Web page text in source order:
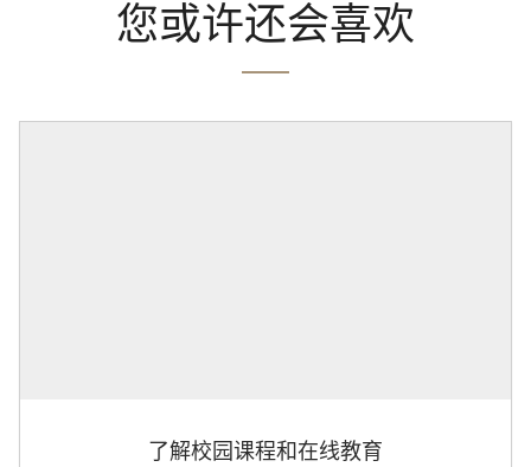
您或许还会喜欢
了解校园课程和在线教育